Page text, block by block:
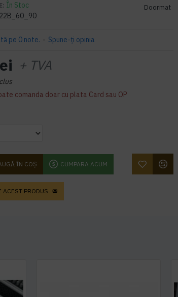
În Stoc Doormat
pe 0 note. - Spune-ţi opinia
+ TVA
comanda doar cu plata Card sau OP
ÎN COŞ CUMPARA ACUM
ACEST PRODUS